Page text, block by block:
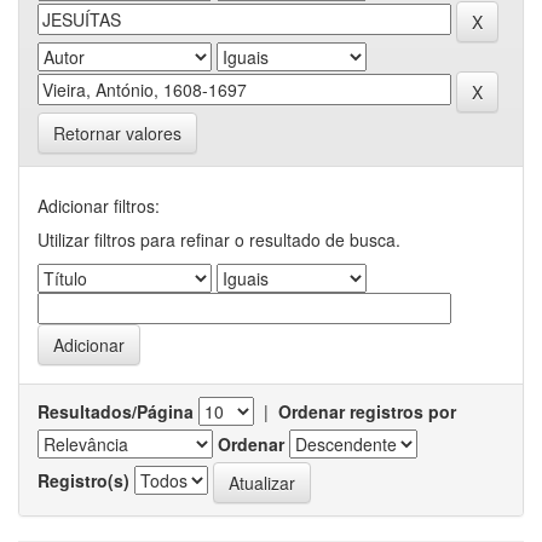
Retornar valores
Adicionar filtros:
Utilizar filtros para refinar o resultado de busca.
Resultados/Página | Ordenar registros por
Ordenar
Registro(s)